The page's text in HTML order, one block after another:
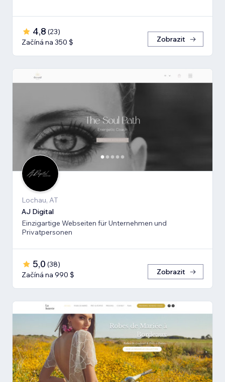
4,8 (23)
Začíná na 350 $
Zobrazit
Lochau, AT
AJ Digital
Einzigartige Webseiten für Unternehmen und
Privatpersonen
5,0 (38)
Začíná na 990 $
Zobrazit